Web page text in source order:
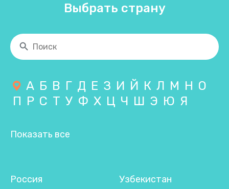
Выбрать страну
А Б В Г Д Е З И Й К Л М Н О
П Р С Т У Ф Х Ц Ч Ш Э Ю Я
Показать все
Россия
Узбекистан